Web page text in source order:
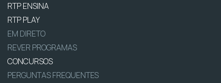
RTP ENSINA
RTP PLAY
EM DIRETO
REVER PROGRAMAS
CONCURSOS
PERGUNTAS FREQUENTES